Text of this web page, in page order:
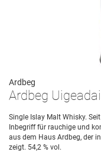
Ardbeg
Ardbeg Uigeadail
Single Islay Malt Whisky.
Inbegriff für rauchige und
aus dem Haus Ardbeg, der
zeigt. 54,2 % vol.